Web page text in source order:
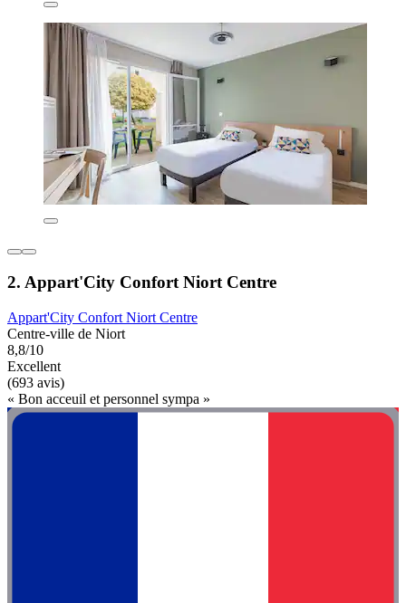
2. Appart'City Confort Niort Centre
Appart'City Confort Niort Centre
Centre-ville de Niort
8,8/10
Excellent
(693 avis)
« Bon acceuil et personnel sympa »